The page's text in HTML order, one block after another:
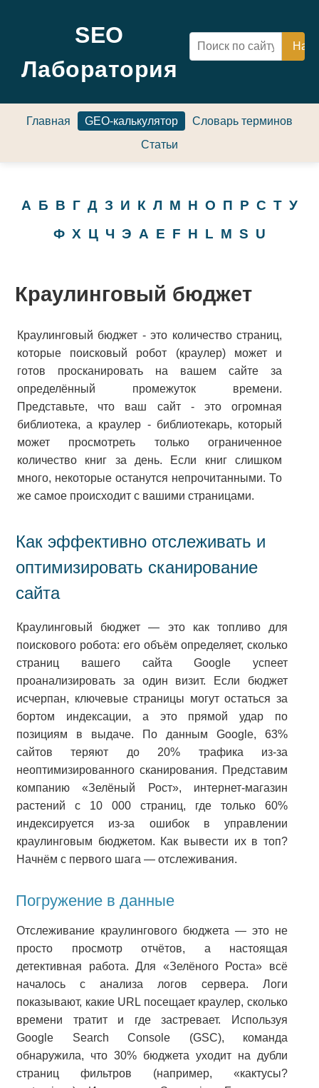
SEO
Лаборатория
Главная GEO-калькулятор
Словарь терминов
Статьи
А Б В Г Д З И К Л М Н О П Р С Т У
Ф Х Ц Ч Э A E F H L M S U
Краулинговый бюджет
Краулинговый бюджет - это количество страниц,
которые поисковый робот (краулер) может и
готов просканировать на вашем сайте за
определённый промежуток времени.
Представьте, что ваш сайт - это огромная
библиотека, а краулер - библиотекарь, который
может просмотреть только ограниченное
количество книг за день. Если книг слишком
много, некоторые останутся непрочитанными. То
же самое происходит с вашими страницами.
Как эффективно отслеживать и
оптимизировать сканирование
сайта
Краулинговый бюджет — это как топливо для
поискового робота: его объём определяет, сколько
страниц вашего сайта Google успеет
проанализировать за один визит. Если бюджет
исчерпан, ключевые страницы могут остаться за
бортом индексации, а это прямой удар по
позициям в выдаче. По данным Google, 63%
сайтов теряют до 20% трафика из-за
неоптимизированного сканирования. Представим
компанию «Зелёный Рост», интернет-магазин
растений с 10 000 страниц, где только 60%
индексируется из-за ошибок в управлении
краулинговым бюджетом. Как вывести их в топ?
Начнём с первого шага — отслеживания.
Погружение в данные
Отслеживание краулингового бюджета — это не
просто просмотр отчётов, а настоящая
детективная работа. Для «Зелёного Роста» всё
началось с анализа логов сервера. Логи
показывают, какие URL посещает краулер, сколько
времени тратит и где застревает. Используя
Google Search Console (GSC), команда
обнаружила, что 30% бюджета уходит на дубли
страниц фильтров (например, «кактусы?